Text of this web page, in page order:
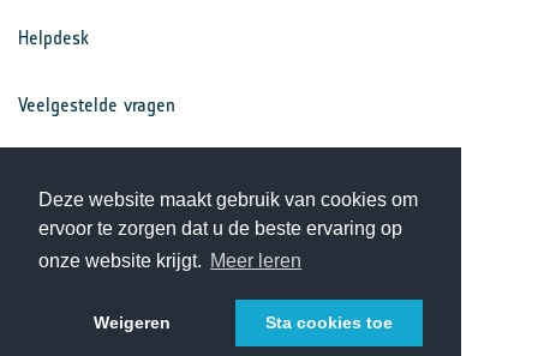
Deze website maakt gebruik van cookies om
ervoor te zorgen dat u de beste ervaring op
onze website krijgt. Meer leren
Weigeren Sta cookies toe
Helpdesk
Veelgestelde vragen
Privacy Statement